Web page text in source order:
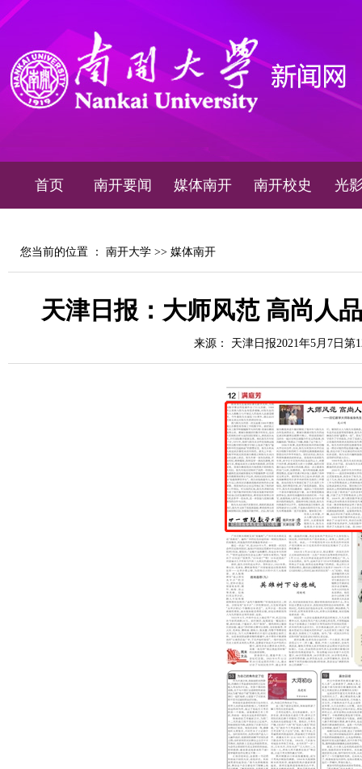
首页 南开要闻 媒体南开 南开校史 光
您当前的位置 ： 南开大学 >> 媒体南开
天津日报：大师风范 高尚
来源： 天津日报2021年5月7日第